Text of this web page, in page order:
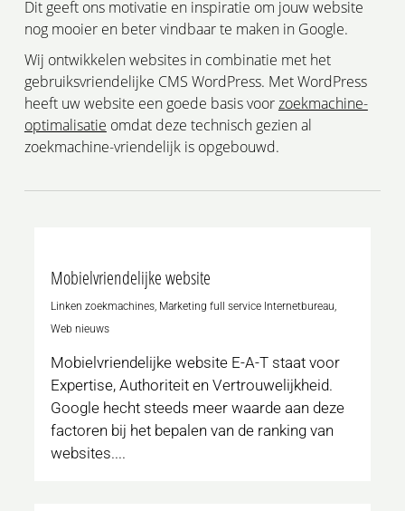
Dit geeft ons motivatie en inspiratie om jouw website
nog mooier en beter vindbaar te maken in Google.
Wij ontwikkelen websites in combinatie met het
gebruiksvriendelijke CMS WordPress. Met WordPress
heeft uw website een goede basis voorzoekmachine-
optimalisatie omdat deze technisch gezien al
zoekmachine-vriendelijk is opgebouwd.
Mobielvriendelijke website
Linken zoekmachines, Marketing full service Internetbureau,
Web nieuws
Mobielvriendelijke website E-A-T staat voor
Expertise, Authoriteit en Vertrouwelijkheid.
Google hecht steeds meer waarde aan deze
factoren bij het bepalen van de ranking van
websites....